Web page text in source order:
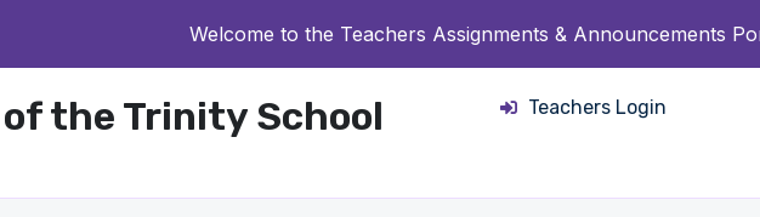
Welcome to the Teachers Assignments & Announcements
the Trinity School Teachers Login